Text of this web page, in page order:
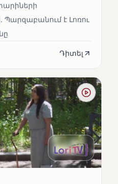
Պարզաբանում է Լոռու
Դիտել